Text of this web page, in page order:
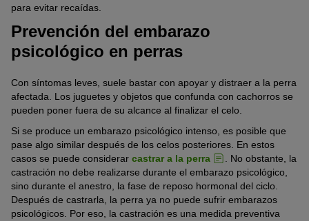
para evitar recaídas.
Prevención del embarazo
psicológico en perras
Con síntomas leves, suele bastar con apoyar y distraer a la perra
afectada. Los juguetes y objetos que confunda con cachorros se
pueden poner fuera de su alcance al finalizar el celo.
Si se produce un embarazo psicológico intenso, es posible que
pase algo similar después de los celos posteriores. En estos
casos se puede considerar castrar a la perra
. No obstante, la
castración no debe realizarse durante el embarazo psicológico,
sino durante el anestro, la fase de reposo hormonal del ciclo.
Después de castrarla, la perra ya no puede sufrir embarazos
psicológicos. Por eso, la castración es una medida preventiva